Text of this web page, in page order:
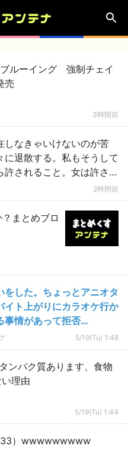
ブルーイング 強制チェイ
売
3時間前
しなきゃいけないのが苦
退散する。私もそうして
されること。女は許され
2時間前
まとめブロ
した。ちょっとアニオタ
イト上がりにカラオケ行か
事情があって拒否…
5/19(Tu) 1:48
ンパク質あります、食物
理由
5/19(Tu) 1:44
33）wwwwwwwww